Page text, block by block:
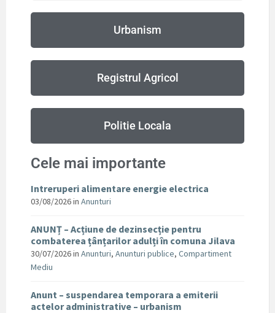
Urbanism
Registrul Agricol
Politie Locala
Cele mai importante
Intreruperi alimentare energie electrica
03/08/2026in Anunturi
ANUNȚ – Acțiune de dezinsecție pentru
combaterea țânțarilor adulți în comuna Jilava
30/07/2026in Anunturi, Anunturi publice, Compartiment
Mediu
Anunt – suspendarea temporara a emiterii
actelor administrative – urbanism